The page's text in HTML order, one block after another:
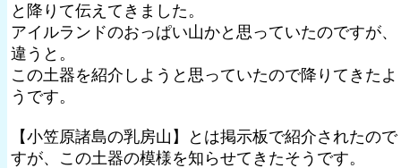
と降りて伝えてきました。
アイルランドのおっぱい山かと思っていたのですが、
違うと。
この土器を紹介しようと思っていたので降りてきたよ
うです。
【小笠原諸島の乳房山】とは掲示板で紹介されたので
すが、この土器の模様を知らせてきたそうです。